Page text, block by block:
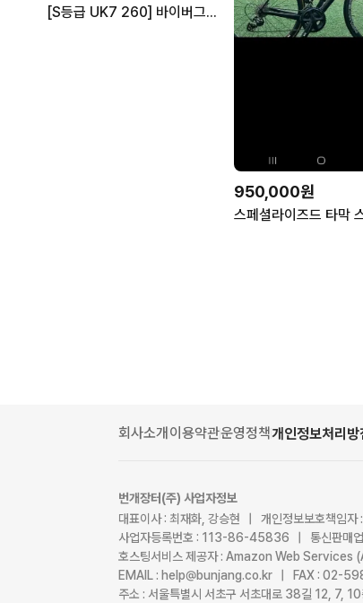
[S등급 UK7 260] 바이버그 2020라스트 블랙 US네이비 장교부
950,000원
회사소개이용약관운영정책개인정보처리방
번개장터(주) 사업자정보
대표이사 : 최재화, 강승현 | 개인정보보호책임자
사업자등록번호 : 113-86-45836 | 통신판매
호스팅서비스 제공자 : Amazon Web Services
EMAIL : help@bunjang.co.kr | FAX : 02-
주소 : 서울특별시 서초구 서초대로 38길 12, 7,